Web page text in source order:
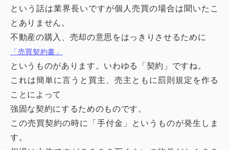
という話は業界長いですが個人売買の場合は聞いたこ
とありません。
不動産の購入、売却の意思をはっきりさせるために
「売買契約書」
というものがあります。いわゆる「契約」ですね。
これは簡単に言うと買主、売主ともに罰則規定を作る
ことによって
強固な契約にするためのものです。
この売買契約の時に「手付金」というものが発生しま
す。